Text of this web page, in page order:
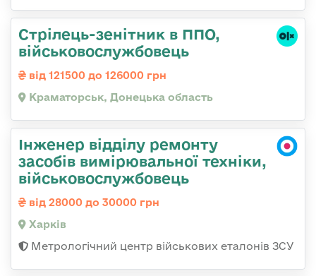
Стрілець-зенітник в ППО,
військовослужбовець
від 121500 до 126000 грн
Краматорськ, Донецька область
Інженер відділу ремонту
засобів вимірювальної техніки,
військовослужбовець
від 28000 до 30000 грн
Харків
Метрологічний центр військових еталонів ЗСУ